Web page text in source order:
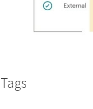
Tags